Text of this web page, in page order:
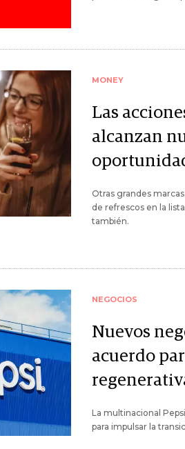
MONEY
Las
alcanzan
Otras grandes
de refrescos en la
también.
NEGOCIOS
Nuevos
acuerdo
La multinacional
para impulsar la